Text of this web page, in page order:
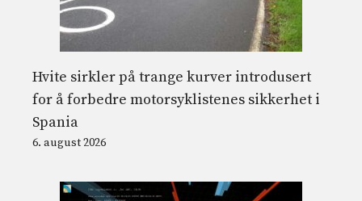
Hvite sirkler på trange kurver introdusert
for å forbedre motorsyklistenes sikkerhet i
Spania
6. august 2026